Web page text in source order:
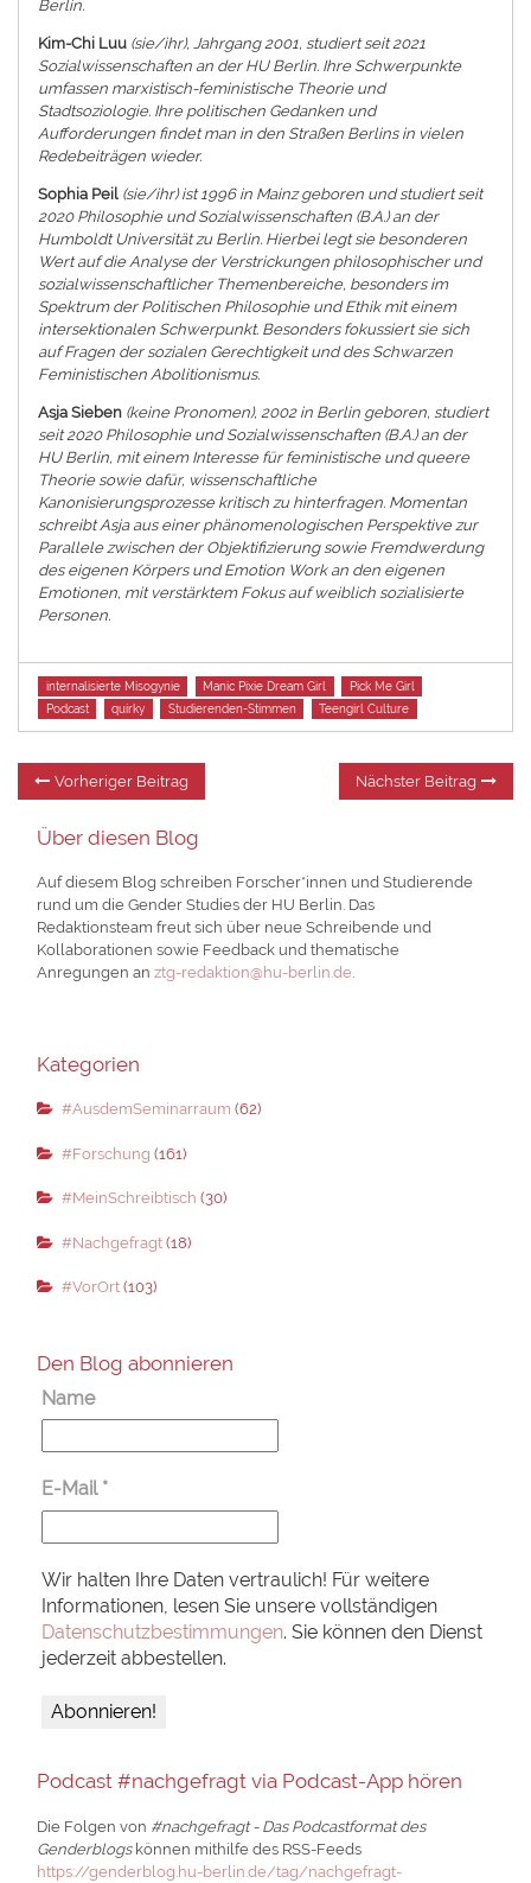
Berlin.
Kim-Chi Luu (sie/ihr), Jahrgang 2001, studiert seit 2021
Sozialwissenschaften an der HU Berlin. Ihre Schwerpunkte
umfassen marxistisch-feministische Theorie und
Stadtsoziologie. Ihre politischen Gedanken und
Aufforderungen findet man in den Straßen Berlins in vielen
Redebeiträgen wieder.
Sophia Peil (sie/ihr) ist 1996 in Mainz geboren und studiert seit
2020 Philosophie und Sozialwissenschaften (B.A.) an der
Humboldt Universität zu Berlin. Hierbei legt sie besonderen
Wert auf die Analyse der Verstrickungen philosophischer und
sozialwissenschaftlicher Themenbereiche, besonders im
Spektrum der Politischen Philosophie und Ethik mit einem
intersektionalen Schwerpunkt. Besonders fokussiert sie sich
auf Fragen der sozialen Gerechtigkeit und des Schwarzen
Feministischen Abolitionismus.
Asja Sieben (keine Pronomen), 2002 in Berlin geboren, studiert
seit 2020 Philosophie und Sozialwissenschaften (B.A.) an der
HU Berlin, mit einem Interesse für feministische und queere
Theorie sowie dafür, wissenschaftliche
Kanonisierungsprozesse kritisch zu hinterfragen. Momentan
schreibt Asja aus einer phänomenologischen Perspektive zur
Parallele zwischen der Objektifizierung sowie Fremdwerdung
des eigenen Körpers und Emotion Work an den eigenen
Emotionen, mit verstärktem Fokus auf weiblich sozialisierte
Personen.
Tags
internalisierte Misogynie Manic Pixie Dream Girl
Pick Me Girl
Podcast
quirky Studierenden-Stimmen Teengirl Culture
Beitragsnavigation
Vorheriger Beitrag
Beitrag:
Nächster Beitrag
Über diesen Blog
Auf diesem Blog schreiben Forscher*innen und Studierende
rund um die Gender Studies der HU Berlin. Das
Redaktionsteam freut sich über neue Schreibende und
Kollaborationen sowie Feedback und thematische
Anregungen anztg-redaktion@hu-berlin.de.
Kategorien
#AusdemSeminarraum (62)
#Forschung (161)
#MeinSchreibtisch (30)
#Nachgefragt(18)
#VorOrt(103)
Den Blog abonnieren
Name
E-Mail *
Wir halten Ihre Daten vertraulich! Für weitere
Informationen, lesen Sie unsere vollständigen
Datenschutzbestimmungen. Sie können den Dienst
jederzeit abbestellen.
Podcast #nachgefragt via Podcast-App hören
Die Folgen von #nachgefragt - Das Podcastformat des
Genderblogskönnen mithilfe des RSS-Feeds
https://genderblog.hu-berlin.de/tag/nachgefragt-